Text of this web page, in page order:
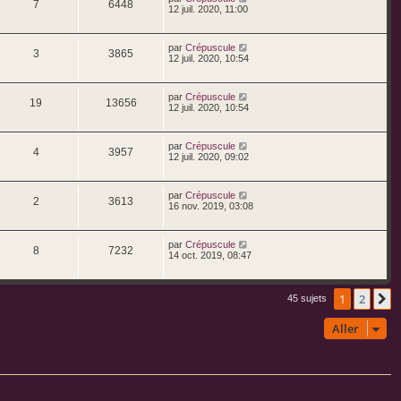
7 6448
12 juil. 2020, 11:00
3 3865 par Crépuscule
12 juil. 2020, 10:54
19 13656 par Crépuscule
12 juil. 2020, 10:54
4 3957 par Crépuscule
12 juil. 2020, 09:02
2 3613 par Crépuscule
16 nov. 2019, 03:08
8 7232 par Crépuscule
14 oct. 2019, 08:47
45 sujets 1 2
Aller